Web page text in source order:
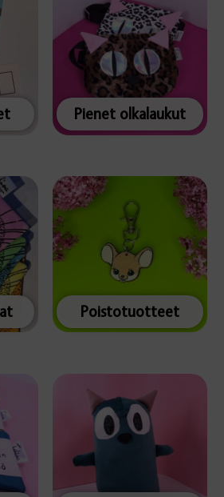
Pienet olkalaukut
Poistotuotteet